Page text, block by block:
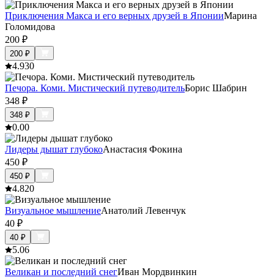
Приключения Макса и его верных друзей в ЯпонииМарина
Голомидова
200 ₽
200 ₽
4.930
Печора. Коми. Мистический путеводительБорис Шабрин
348 ₽
348 ₽
0.00
Лидеры дышат глубокоАнастасия Фокина
450 ₽
450 ₽
4.820
Визуальное мышлениеАнатолий Левенчук
40 ₽
40 ₽
5.06
Великан и последний снегИван Мордвинкин